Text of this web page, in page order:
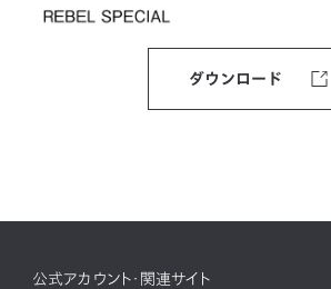
ダウンロード
公式アカウント・関連サイト